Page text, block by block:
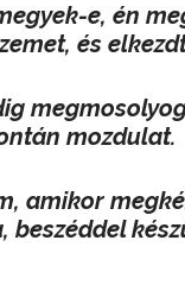
e, én
és
mozdulat.
amikor